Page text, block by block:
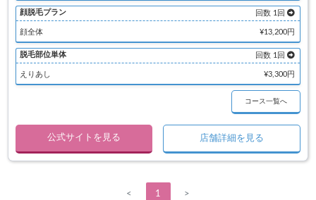
顔脱毛プラン 回数 1回
顔全体 ¥13,200円
脱毛部位単体 回数 1回
えりあし ¥3,300円
コース一覧へ
公式サイトを見る 店舗詳細を見る
< 1 >